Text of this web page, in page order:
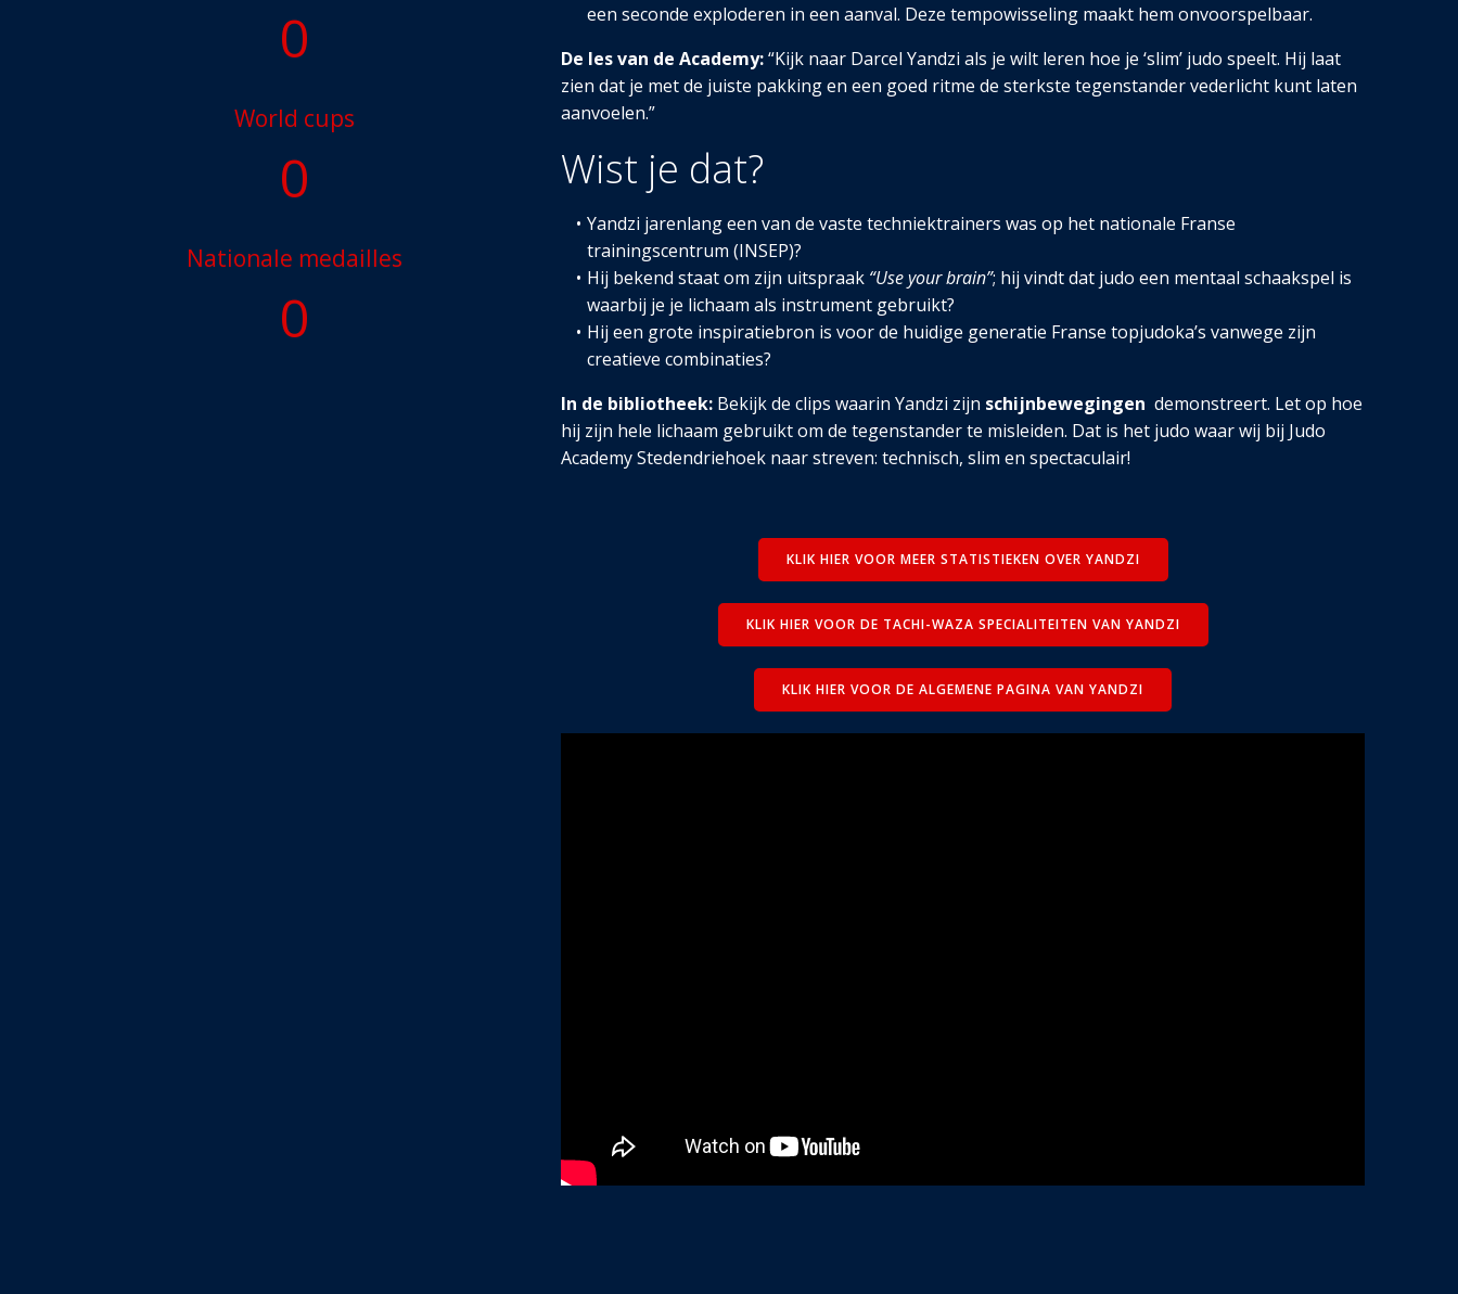
0
World cups
0
Nationale medailles
0
een seconde exploderen in een aanval. Deze tempowisseling maakt hem onvoorspelbaar.
De les van de Academy:“Kijk naar Darcel Yandzi als je wilt leren hoe je ‘slim’ judo speelt. Hij laat
zien dat je met de juiste pakking en een goed ritme de sterkste tegenstander vederlicht kunt laten
aanvoelen.”
Wist je dat?
Yandzi jarenlang een van de vaste techniektrainers was op het nationale Franse
trainingscentrum (INSEP)?
Hij bekend staat om zijn uitspraak “Use your brain”; hij vindt dat judo een mentaal schaakspel is
waarbij je je lichaam als instrument gebruikt?
Hij een grote inspiratiebron is voor de huidige generatie Franse topjudoka’s vanwege zijn
creatieve combinaties?
In de bibliotheek: Bekijk de clips waarin Yandzi zijn schijnbewegingen demonstreert. Let op hoe
hij zijn hele lichaam gebruikt om de tegenstander te misleiden. Dat is het judo waar wij bij Judo
Academy Stedendriehoek naar streven: technisch, slim en spectaculair!
KLIK HIER VOOR MEER STATISTIEKEN OVER YANDZI
KLIK HIER VOOR DE TACHI-WAZA SPECIALITEITEN VAN YANDZI
KLIK HIER VOOR DE ALGEMENE PAGINA VAN YANDZI